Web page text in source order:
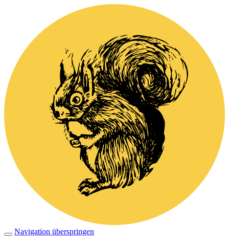
Navigation überspringen